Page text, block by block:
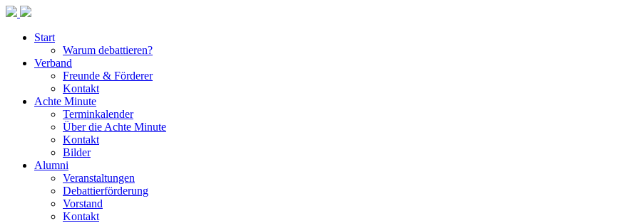
Start
Warum debattieren?
Verband
Freunde & Förderer
Kontakt
Achte Minute
Terminkalender
Über die Achte Minute
Kontakt
Bilder
Alumni
Veranstaltungen
Debattierförderung
Vorstand
Kontakt